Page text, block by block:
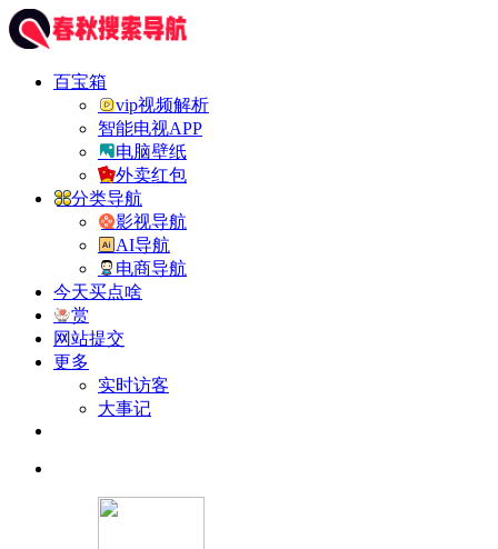
百宝箱
vip视频解析
智能电视APP
电脑壁纸
外卖红包
分类导航
影视导航
AI导航
电商导航
今天买点啥
赏
网站提交
更多
实时访客
大事记